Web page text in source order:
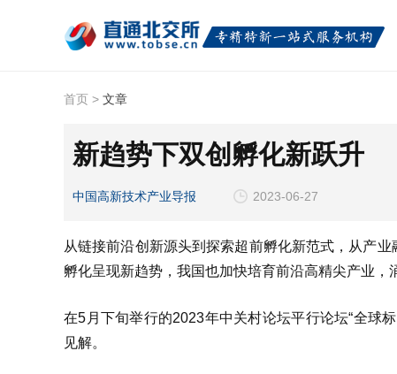
首页 > 文章
新趋势下双创孵化新跃升
中国高新技术产业导报 2023-06-27
从链接前沿创新源头到探索超前孵化新范式，从产
孵化呈现新趋势，我国也加快培育前沿高精尖产业，
在5月下旬举行的2023年中关村论坛平行论坛“全
见解。